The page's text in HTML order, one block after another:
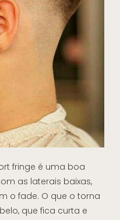
fringe é uma boa
as laterais baixas,
o fade. O que o torna
que fica curta e